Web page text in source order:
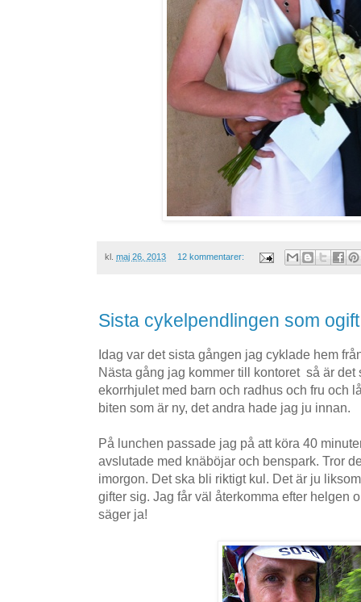
kl. maj 26, 2013 12 kommentarer:
Sista cykelpendlingen som
Idag var det sista gången jag cyklade hem
Nästa gång jag kommer till kontoret så är det
ekorrhjulet med barn och radhus och fru och
biten som är ny, det andra hade jag ju innan.
På lunchen passade jag på att köra 40
avslutade med knäböjar och benspark. Tror
imorgon. Det ska bli riktigt kul. Det är ju
gifter sig. Jag får väl återkomma efter helgen
säger ja!